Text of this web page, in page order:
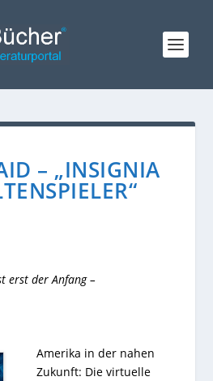
– „INSIGNIA
erst der Anfang –
Amerika in der nahen
Zukunft: Die virtuelle